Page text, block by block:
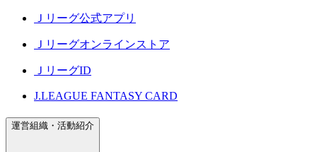
Ｊリーグ公式アプリ
Ｊリーグオンラインストア
ＪリーグID
J.LEAGUE FANTASY CARD
運営組織・活動紹介